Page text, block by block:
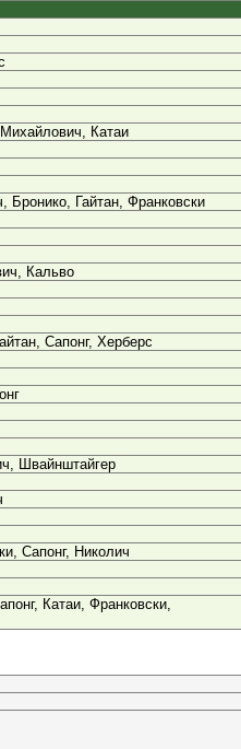
Катаи
Бронико, Гайтан, Франковски
Кальво
Сапонг, Херберс
Швайнштайгер
Сапонг, Николич
Катаи, Франковски,